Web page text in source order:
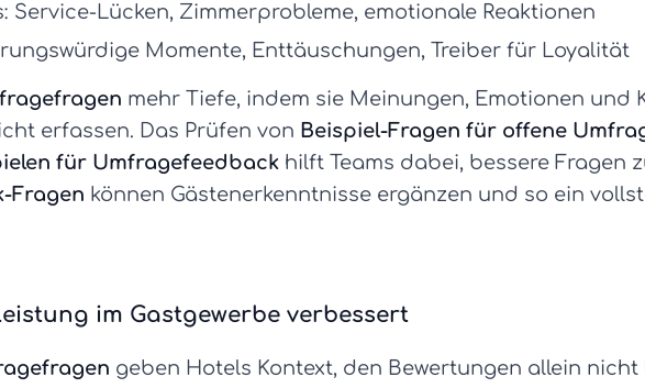
Service-Lücken, Zimmerprobleme, emotionale Reaktionen
Momente, Enttäuschungen, Treiber für Loyalität
mehr Tiefe, indem sie Meinungen, Emotionen und
erfassen. Das Prüfen von Beispiel-Fragen für offene
für Umfragefeedback hilft Teams dabei, bessere Fragen
Fragen können Gästenerkenntnisse ergänzen und so ein
im Gastgewerbe verbessert
geben Hotels Kontext, den Bewertungen allein nicht